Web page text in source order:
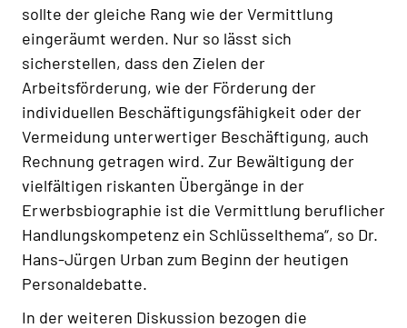
sollte der gleiche Rang wie der Vermittlung
eingeräumt werden. Nur so lässt sich
sicherstellen, dass den Zielen der
Arbeitsförderung, wie der Förderung der
individuellen Beschäftigungsfähigkeit oder der
Vermeidung unterwertiger Beschäftigung, auch
Rechnung getragen wird. Zur Bewältigung der
vielfältigen riskanten Übergänge in der
Erwerbsbiographie ist die Vermittlung beruflicher
Handlungskompetenz ein Schlüsselthema“, so Dr.
Hans-Jürgen Urban zum Beginn der heutigen
Personaldebatte.
In der weiteren Diskussion bezogen die